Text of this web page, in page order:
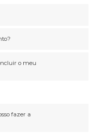
o meu
fazer a